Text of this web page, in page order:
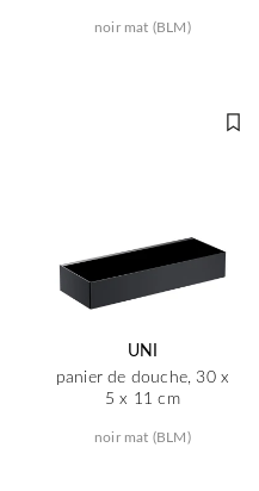
noir mat (BLM)
UNI
panier de douche, 30 x
5 x 11 cm
noir mat (BLM)